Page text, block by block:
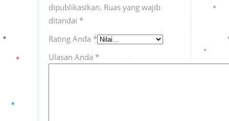
dipublikasikan. Ruas yang wajib
ditandai *
Rating Anda *
Ulasan Anda *